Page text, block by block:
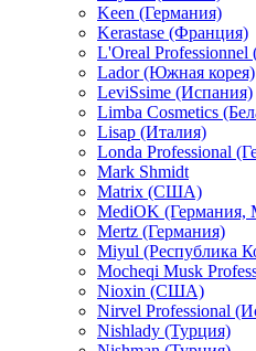
Keen (Германия)
Kerastase (Франция)
L'Oreal
Lador (Южная корея)
LeviSsime (Испания)
Limba Cosmetics
Lisap (Италия)
Londa Professional
Mark Shmidt
Matrix (США)
MediOK (Германия,
Mertz (Германия)
Miyul (Республика
Mocheqi Musk
Nioxin (США)
Nirvel Professional
Nishlady (Турция)